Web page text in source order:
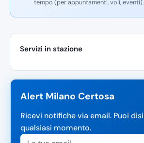
tempo (per appuntamenti, voli, eventi).
Servizi in stazione
Alert Milano Certosa
Ricevi notifiche via email. Puoi
qualsiasi momento.